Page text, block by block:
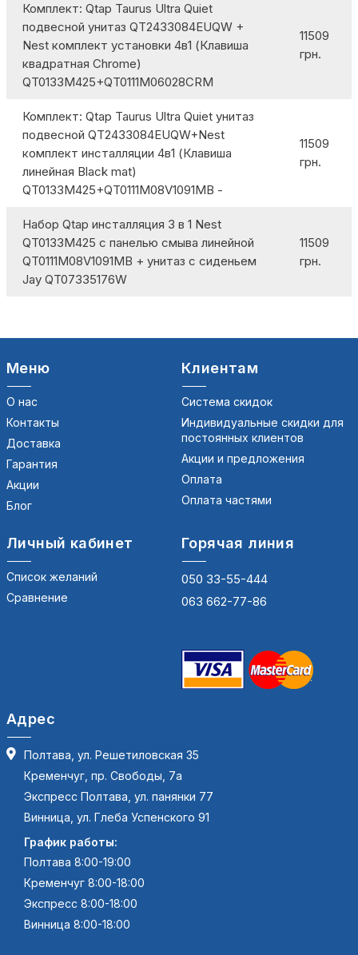
Комплект: Qtap Taurus Ultra Quiet
подвесной унитаз QT2433084EUQW +
Nest комплект установки 4в1 (Клавиша
квадратная Chrome)
QT0133M425+QT0111M06028CRM
11509
грн.
Комплект: Qtap Taurus Ultra Quiet унитаз
подвесной QT2433084EUQW+Nest
комплект инсталляции 4в1 (Клавиша
линейная Black mat)
QT0133M425+QT0111M08V1091MB -
11509
грн.
Набор Qtap инсталляция 3 в 1 Nest
QT0133M425 с панелью смыва линейной
QT0111M08V1091MB + унитаз с сиденьем
Jay QT07335176W
11509
грн.
Меню
О нас
Контакты
Доставка
Гарантия
Акции
Блог
Клиентам
Система скидок
Индивидуальные скидки для
постоянных клиентов
Акции и предложения
Оплата
Оплата частями
Личный кабинет
Список желаний
Сравнение
Горячая линия
050 33-55-444
063 662-77-86
Адрес
Полтава, ул. Решетиловская 35
Кременчуг, пр. Свободы, 7а
Экспресс Полтава, ул. панянки 77
Винница, ул. Глеба Успенского 91
График работы:
Полтава 8:00-19:00
Кременчуг 8:00-18:00
Экспресс 8:00-18:00
Винница 8:00-18:00